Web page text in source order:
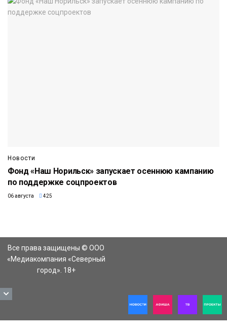
Новости
Фонд «Наш Норильск» запускает осеннюю кампанию
по поддержке соцпроектов
06 августа 425
Все права защищены © ООО
«Медиакомпания «Северный
город». 18+